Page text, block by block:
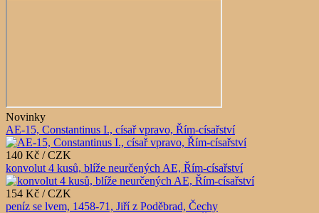
Novinky
AE-15, Constantinus I., císař vpravo, Řím-císařství
140 Kč / CZK
konvolut 4 kusů, blíže neurčených AE, Řím-císařství
154 Kč / CZK
peníz se lvem, 1458-71, Jiří z Poděbrad, Čechy